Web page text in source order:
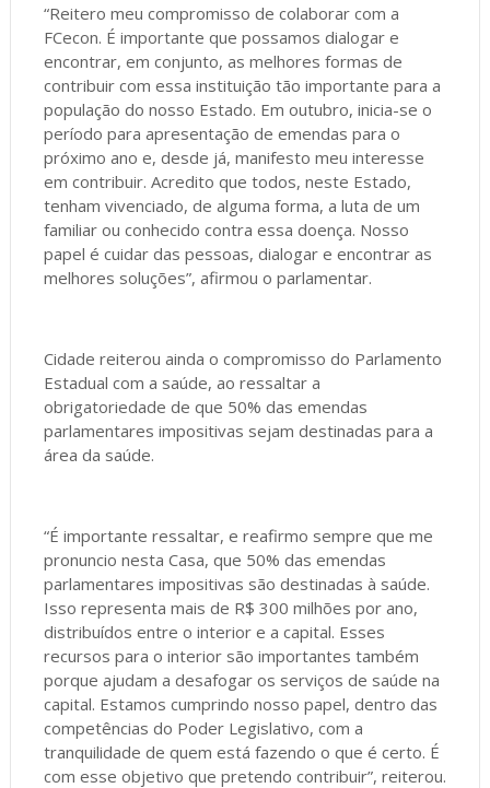
“Reitero meu compromisso de colaborar com a
FCecon. É importante que possamos dialogar e
encontrar, em conjunto, as melhores formas de
contribuir com essa instituição tão importante para a
população do nosso Estado. Em outubro, inicia-se o
período para apresentação de emendas para o
próximo ano e, desde já, manifesto meu interesse
em contribuir. Acredito que todos, neste Estado,
tenham vivenciado, de alguma forma, a luta de um
familiar ou conhecido contra essa doença. Nosso
papel é cuidar das pessoas, dialogar e encontrar as
melhores soluções”, afirmou o parlamentar.
Cidade reiterou ainda o compromisso do Parlamento
Estadual com a saúde, ao ressaltar a
obrigatoriedade de que 50% das emendas
parlamentares impositivas sejam destinadas para a
área da saúde.
“É importante ressaltar, e reafirmo sempre que me
pronuncio nesta Casa, que 50% das emendas
parlamentares impositivas são destinadas à saúde.
Isso representa mais de R$ 300 milhões por ano,
distribuídos entre o interior e a capital. Esses
recursos para o interior são importantes também
porque ajudam a desafogar os serviços de saúde na
capital. Estamos cumprindo nosso papel, dentro das
competências do Poder Legislativo, com a
tranquilidade de quem está fazendo o que é certo. É
com esse objetivo que pretendo contribuir”, reiterou.